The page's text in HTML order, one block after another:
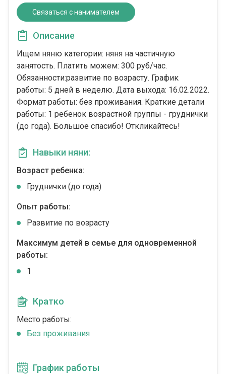
Связаться с нанимателем
Описание
Ищем няню категории: няня на частичную
занятость. Платить можем: 300 руб/час.
Обязанности:развитие по возрасту. График
работы: 5 дней в неделю. Дата выхода: 16.02.2022.
Формат работы: без проживания. Краткие детали
работы: 1 ребенок возрастной группы - груднички
(до года). Большое спасибо! Откликайтесь!
Навыки няни:
Возраст ребенка:
Груднички (до года)
Опыт работы:
Развитие по возрасту
Максимум детей в семье для одновременной
работы:
1
Кратко
Место работы:
Без проживания
График работы